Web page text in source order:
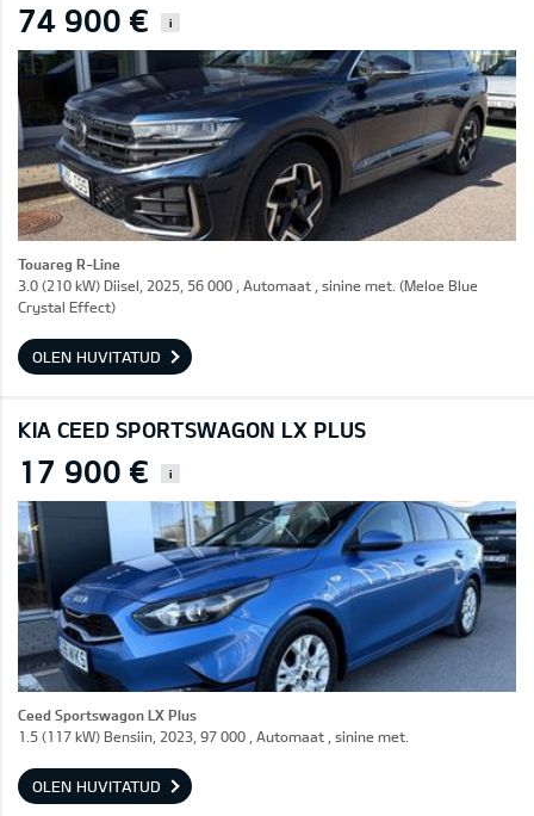
74 900 € i
Touareg R-Line
3.0 (210 kW) Diisel, 2025, 56 000 , Automaat , sinine met. (Meloe Blue
Crystal Effect)
OLEN HUVITATUD
KIA CEED SPORTSWAGON LX PLUS
17 900 € i
Ceed Sportswagon LX Plus
1.5 (117 kW) Bensiin, 2023, 97 000 , Automaat , sinine met.
OLEN HUVITATUD